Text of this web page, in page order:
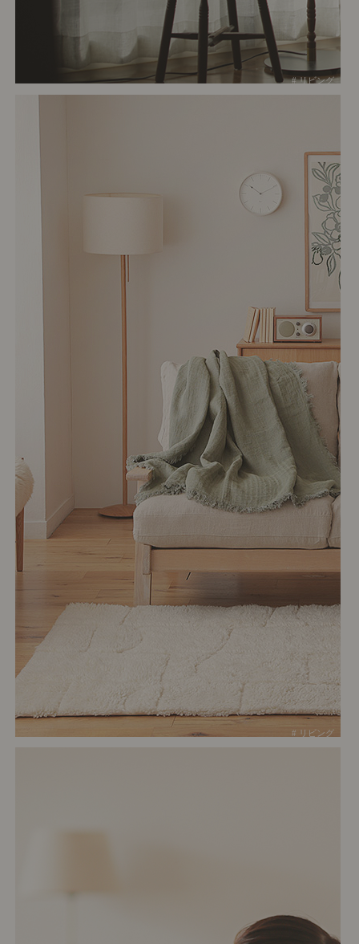
# リビング
# リビング